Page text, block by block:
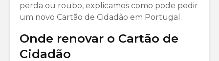
perda ou roubo, explicamos como pode pedir
um novo Cartão de Cidadão em Portugal.
Onde renovar o Cartão de
Cidadão